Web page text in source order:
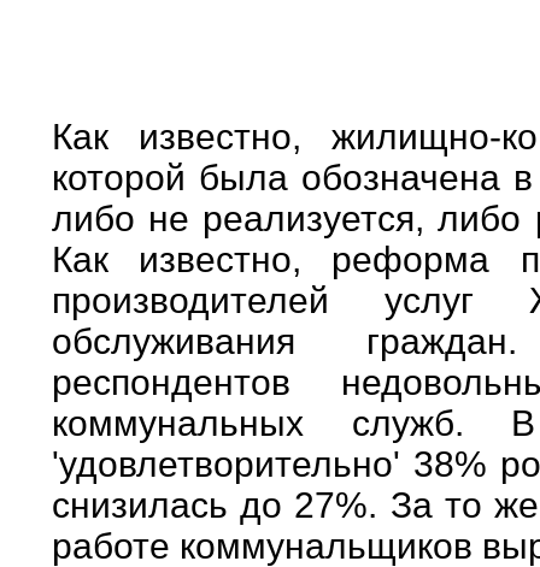
Как известно, жилищно-
которой была обозначена
либо не реализуется,
Как известно, реформа
производителей
обслуживания
респондентов
коммунальных
'удовлетворительно' 38%
снизилась до 27%. За то
работе коммунальщиков